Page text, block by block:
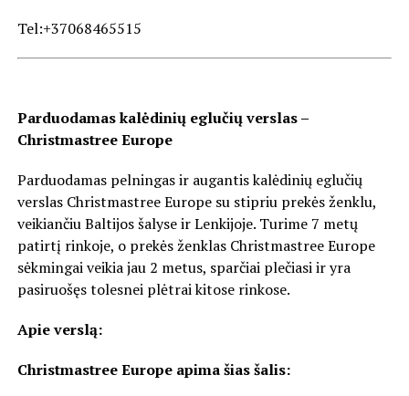
Tel:+37068465515
Parduodamas kalėdinių eglučių verslas –
Christmastree Europe
Parduodamas pelningas ir augantis kalėdinių eglučių
verslas Christmastree Europe su stipriu prekės ženklu,
veikiančiu Baltijos šalyse ir Lenkijoje. Turime 7 metų
patirtį rinkoje, o prekės ženklas Christmastree Europe
sėkmingai veikia jau 2 metus, sparčiai plečiasi ir yra
pasiruošęs tolesnei plėtrai kitose rinkose.
Apie verslą:
Christmastree Europe apima šias šalis: